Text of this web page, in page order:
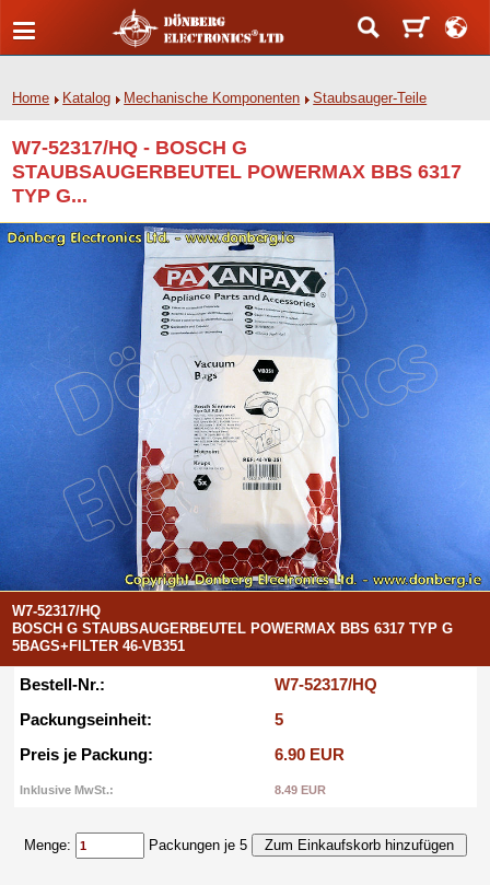
Home Katalog Mechanische Komponenten Staubsauger-Teile
W7-52317/HQ - BOSCH G
STAUBSAUGERBEUTEL POWERMAX BBS 6317
TYP G...
W7-52317/HQ
BOSCH G STAUBSAUGERBEUTEL POWERMAX BBS 6317 TYP G
5BAGS+FILTER 46-VB351
Bestell-Nr.:
W7-52317/HQ
Packungseinheit:
5
Preis je Packung:
6.90 EUR
Inklusive MwSt.: 8.49 EUR
Menge: Packungen je 5